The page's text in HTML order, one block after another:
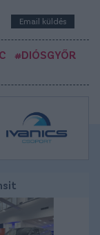
Email küldés
#DIÓSGYŐR